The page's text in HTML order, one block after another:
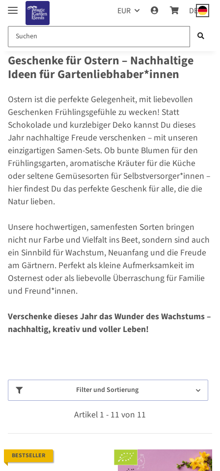
EUR DE
Geschenke für Ostern – Nachhaltige
Ideen für Gartenliebhaber*innen
Ostern ist die perfekte Gelegenheit, mit liebevollen
Geschenken Frühlingsgefühle zu wecken! Statt
Schokolade und kurzlebiger Deko kannst Du dieses
Jahr nachhaltige Freude verschenken – mit unseren
einzigartigen Samen-Sets. Ob bunte Blumen für den
Frühlingsgarten, aromatische Kräuter für die Küche
oder seltene Gemüsesorten für Selbstversorger*innen –
hier findest Du das perfekte Geschenk für alle, die die
Natur lieben.
Unsere hochwertigen, samenfesten Sorten bringen
nicht nur Farbe und Vielfalt ins Beet, sondern sind auch
ein Sinnbild für Wachstum, Neuanfang und die Freude
am Gärtnern. Perfekt als kleine Aufmerksamkeit im
Osternest oder als liebevolle Überraschung für Familie
und Freund*innen.
Verschenke dieses Jahr das Wunder des Wachstums –
nachhaltig, kreativ und voller Leben!
Filter und Sortierung
Artikel 1 - 11 von 11
BESTSELLER